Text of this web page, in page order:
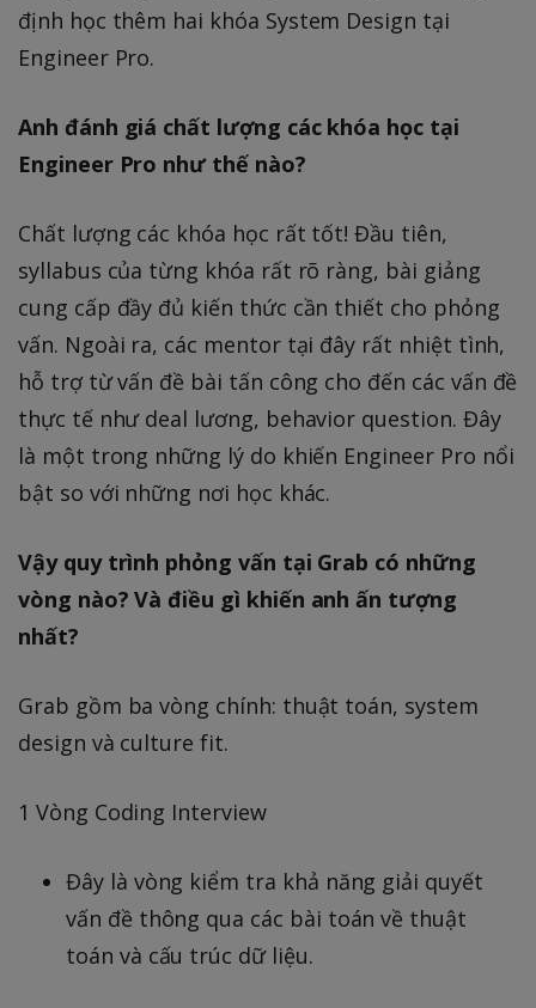
định học thêm hai khóa System Design tại
Engineer Pro.
Anh đánh giá chất lượng các khóa học tại
Engineer Pro như thế nào?
Chất lượng các khóa học rất tốt! Đầu tiên,
syllabus của từng khóa rất rõ ràng, bài giảng
cung cấp đầy đủ kiến thức cần thiết cho phỏng
vấn. Ngoài ra, các mentor tại đây rất nhiệt tình,
hỗ trợ từ vấn đề bài tấn công cho đến các vấn đề
thực tế như deal lương, behavior question. Đây
là một trong những lý do khiến Engineer Pro nổi
bật so với những nơi học khác.
Vậy quy trình phỏng vấn tại Grab có những
vòng nào? Và điều gì khiến anh ấn tượng
nhất?
Grab gồm ba vòng chính: thuật toán, system
design và culture fit.
1 Vòng Coding Interview
Đây là vòng kiểm tra khả năng giải quyết
vấn đề thông qua các bài toán về thuật
toán và cấu trúc dữ liệu.